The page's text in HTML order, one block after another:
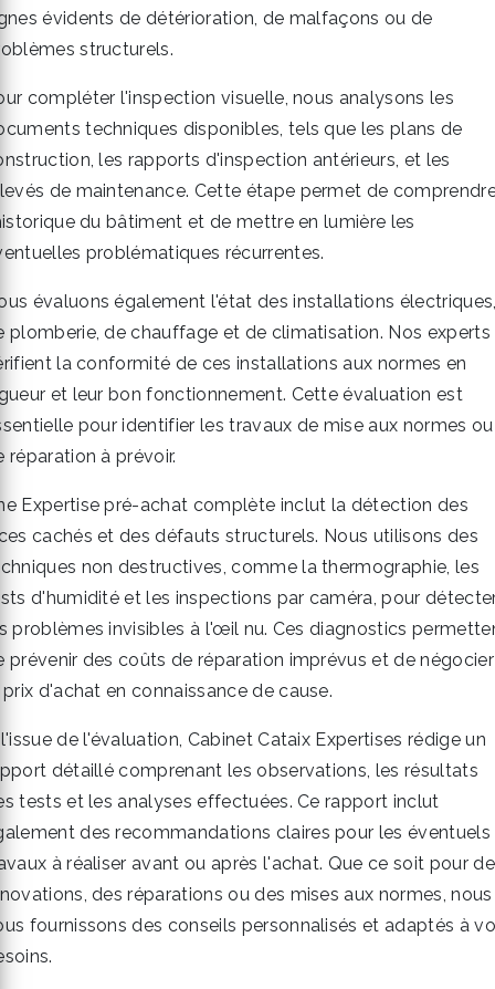
évidents de détérioration, de malfaçons ou de
structurels.
compléter l'inspection visuelle, nous analysons les
techniques disponibles, tels que les plans de
les rapports d'inspection antérieurs, et les
de maintenance. Cette étape permet de
du bâtiment et de mettre en lumière les
problématiques récurrentes.
évaluons également l'état des installations
plomberie, de chauffage et de climatisation. Nos experts
la conformité de ces installations aux normes en
et leur bon fonctionnement. Cette évaluation est
pour identifier les travaux de mise aux normes ou
réparation à prévoir.
Expertise pré-achat complète inclut la détection des
cachés et des défauts structurels. Nous utilisons des
non destructives, comme la thermographie, les
d'humidité et les inspections par caméra, pour
problèmes invisibles à l'œil nu. Ces diagnostics
prévenir des coûts de réparation imprévus et de négocier
d'achat en connaissance de cause.
de l'évaluation, Cabinet Cataix Expertises rédige un
détaillé comprenant les observations, les résultats
tests et les analyses effectuées. Ce rapport inclut
des recommandations claires pour les éventuels
à réaliser avant ou après l'achat. Que ce soit pour
des réparations ou des mises aux normes, nous
fournissons des conseils personnalisés et adaptés à